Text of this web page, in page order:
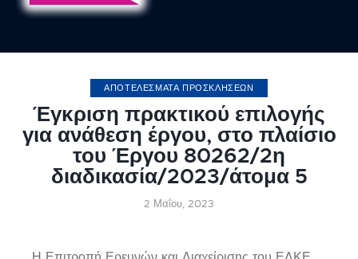
ΑΠΟΤΕΛΕΣΜΑΤΑ ΠΡΟΣΚΛΗΣΕΩΝ
Έγκριση πρακτικού επιλογής
για ανάθεση έργου, στο πλαίσιο
του Έργου 80262/2η
διαδικασία/2023/άτομα 5
2 Μαΐου, 2023